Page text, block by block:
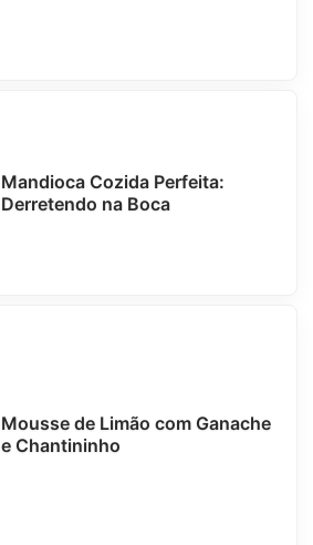
Mandioca Cozida Perfeita:
Derretendo na Boca
Mousse de Limão com Ganache
e Chantininho